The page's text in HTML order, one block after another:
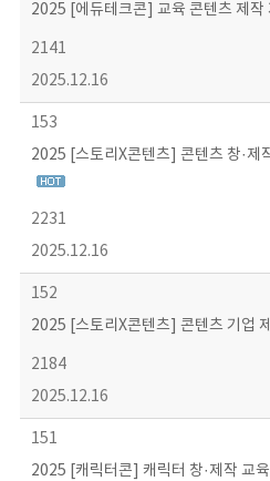
2025 [에듀테크콘] 교육 콘텐츠 제작
2141
2025.12.16
153
2025 [스토리X콘텐츠] 콘텐츠 창·제
2231
2025.12.16
152
2025 [스토리X콘텐츠] 콘텐츠 기업
2184
2025.12.16
151
2025 [캐릭터콘] 캐릭터 창·제작 교